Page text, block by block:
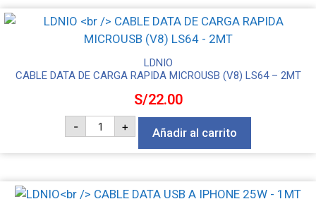
RECARGABLES
AAA,
1000MAH,
1.2V
LDNIO
CABLE DATA DE CARGA RAPIDA MICROUSB (V8) LS64 – 2MT
S/22.00
- LDNIO
CABLE
DE
RAPIDA
MICROUSB
+ Añadir al carrito